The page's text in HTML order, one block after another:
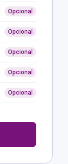
Opcional
Opcional
Opcional
Opcional
Opcional